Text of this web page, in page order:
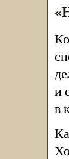
и
в